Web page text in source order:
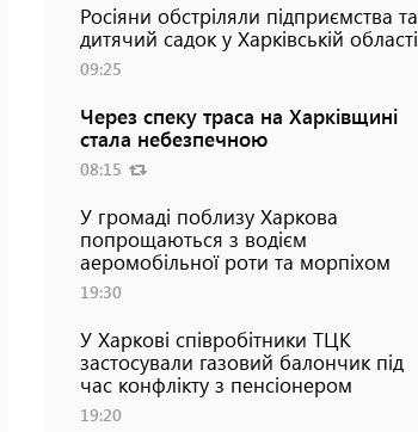
Росіяни обстріляли підприємства та
дитячий садок у Харківській області
09:25
Через спеку траса на Харківщині
стала небезпечною
08:15
У громаді поблизу Харкова
попрощаються з водієм
аеромобільної роти та морпіхом
19:30
У Харкові співробітники ТЦК
застосували газовий балончик під
час конфлікту з пенсіонером
19:20